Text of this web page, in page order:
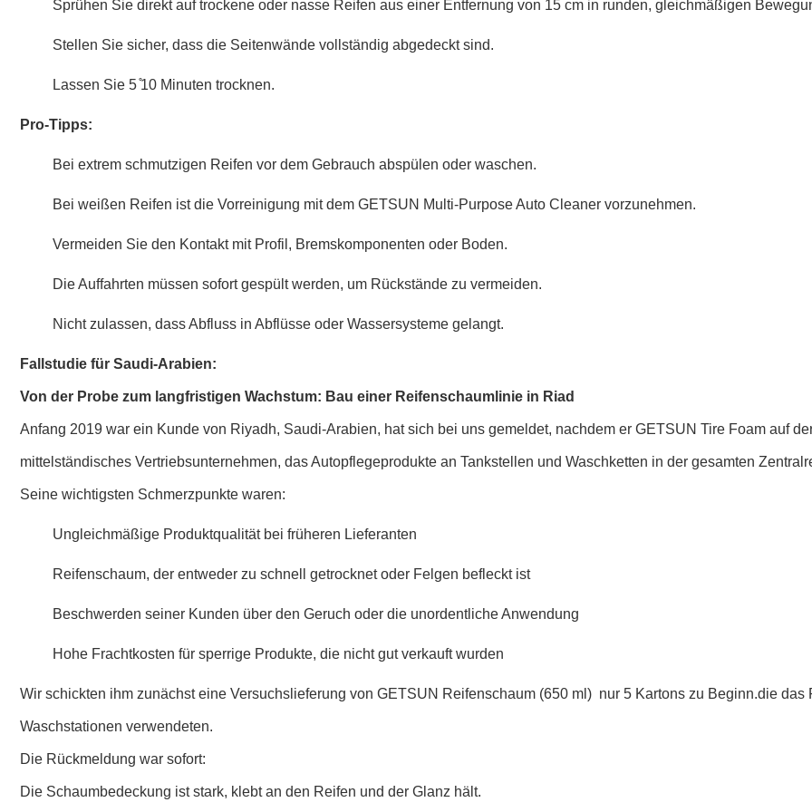
Sprühen Sie direkt auf trockene oder nasse Reifen aus einer Entfernung von 15 cm in runden, gleichmäßigen
Stellen Sie sicher, dass die Seitenwände vollständig abgedeckt sind.
Lassen Sie 5 ̊10 Minuten trocknen.
Pro-Tipps:
Bei extrem schmutzigen Reifen vor dem Gebrauch abspülen oder waschen.
Bei weißen Reifen ist die Vorreinigung mit dem GETSUN Multi-Purpose Auto Cleaner vorzunehmen.
Vermeiden Sie den Kontakt mit Profil, Bremskomponenten oder Boden.
Die Auffahrten müssen sofort gespült werden, um Rückstände zu vermeiden.
Nicht zulassen, dass Abfluss in Abflüsse oder Wassersysteme gelangt.
Fallstudie für Saudi-Arabien:
Von der Probe zum langfristigen Wachstum: Bau einer Reifenschaumlinie in Riad
Anfang 2019 war ein Kunde von Riyadh, Saudi-Arabien, hat sich bei uns gemeldet, nachdem er GETSUN Tire Foam auf
mittelständisches Vertriebsunternehmen, das Autopflegeprodukte an Tankstellen und Waschketten in der gesamten
Seine wichtigsten Schmerzpunkte waren:
Ungleichmäßige Produktqualität bei früheren Lieferanten
Reifenschaum, der entweder zu schnell getrocknet oder Felgen befleckt ist
Beschwerden seiner Kunden über den Geruch oder die unordentliche Anwendung
Hohe Frachtkosten für sperrige Produkte, die nicht gut verkauft wurden
Wir schickten ihm zunächst eine Versuchslieferung von GETSUN Reifenschaum (650 ml)  nur 5 Kartons zu Beginn.die
Waschstationen verwendeten.
Die Rückmeldung war sofort:
Die Schaumbedeckung ist stark, klebt an den Reifen und der Glanz hält.